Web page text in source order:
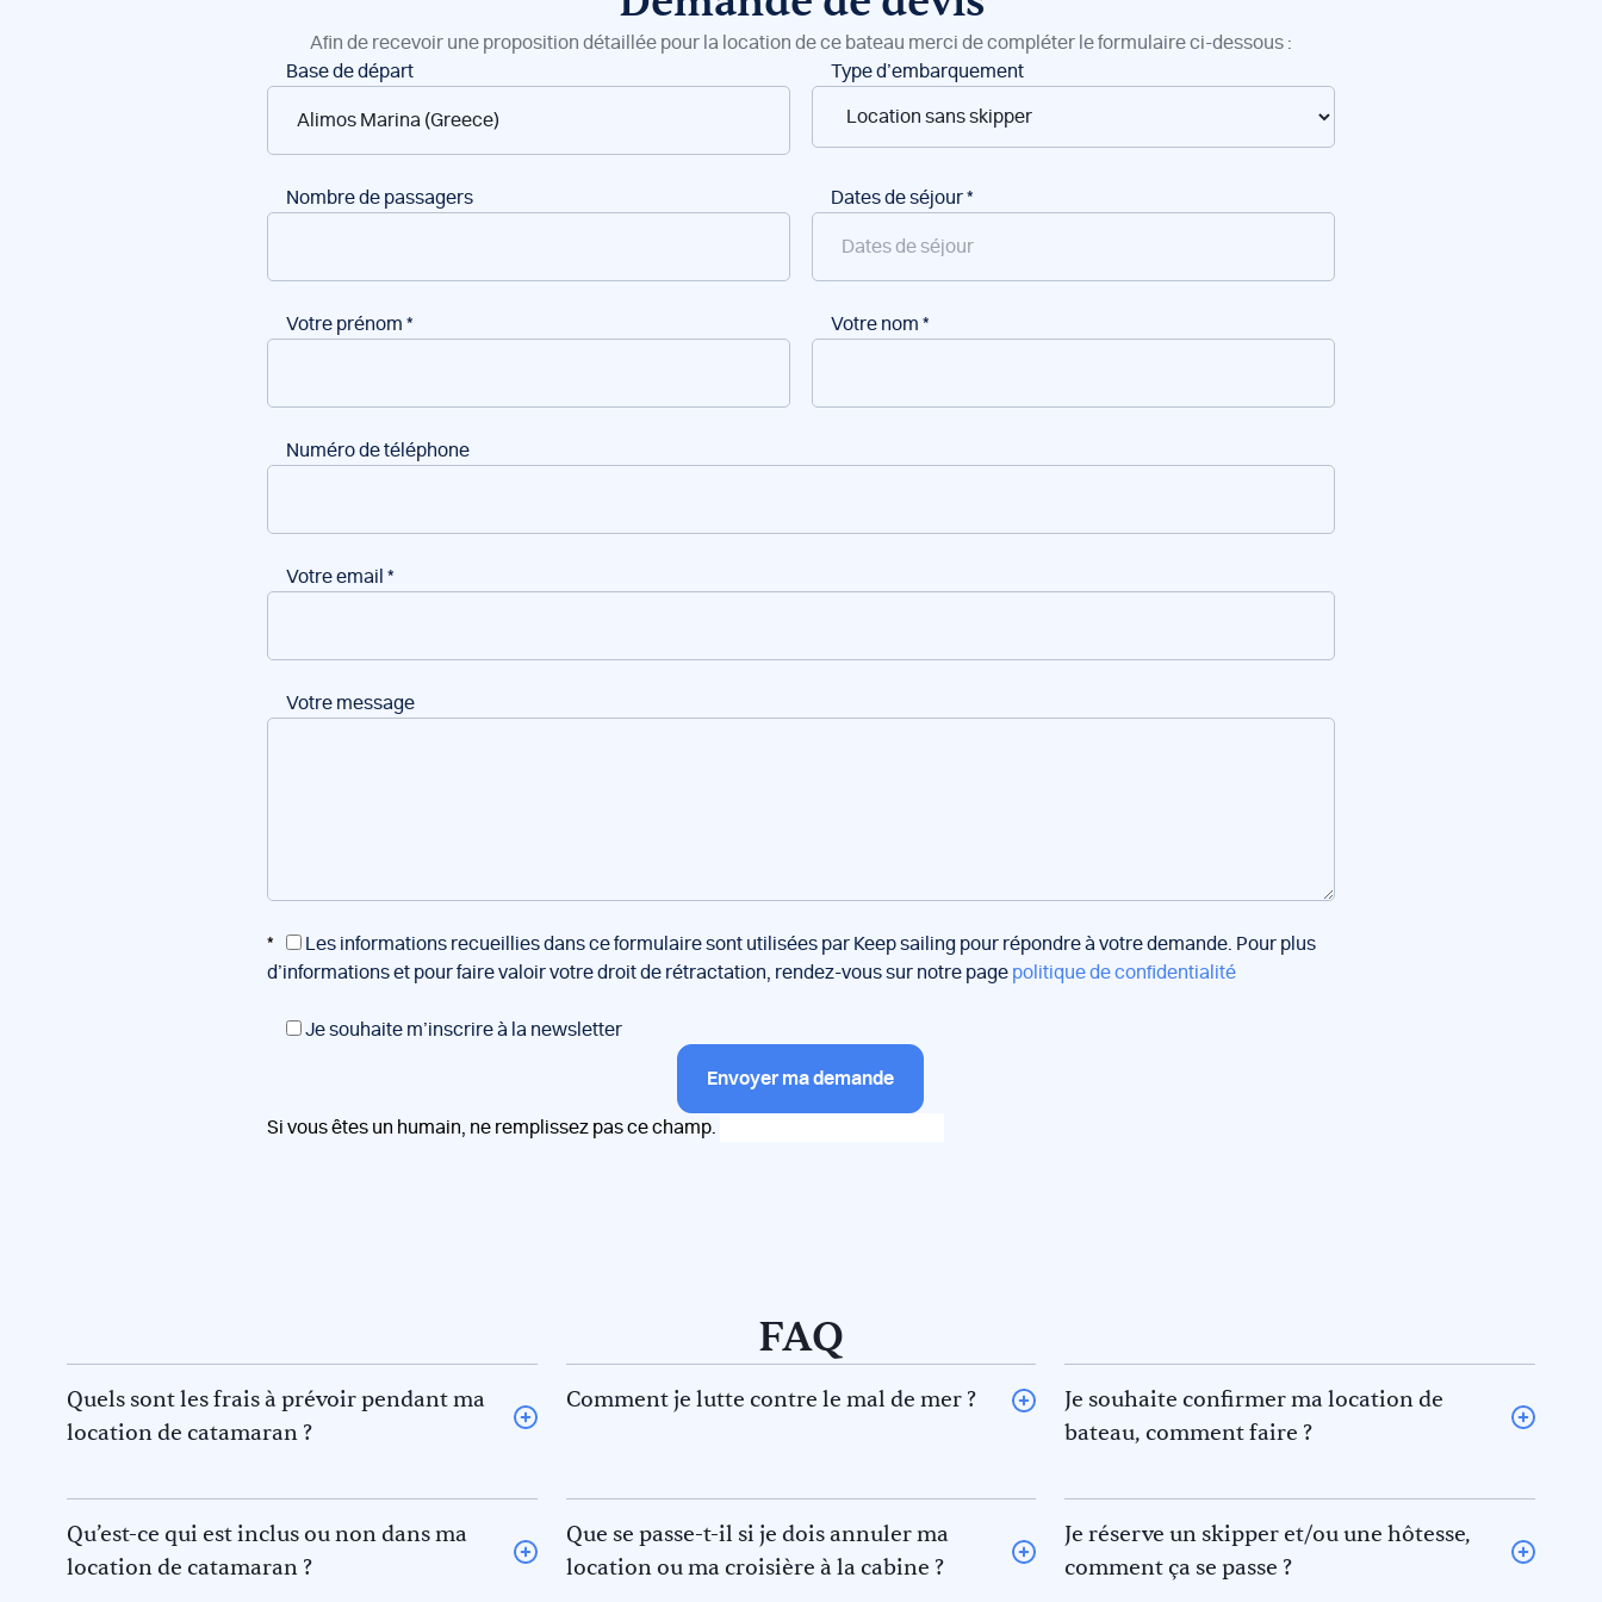
Afin de recevoir une proposition détaillée pour la location de ce bateau merci de compléter le formulaire ci-dessous :
Réservation
bateaux
Base de départ Type d’embarquement
Nombre de passagers Dates de séjour*
Votre prénom * Votre nom *
Numéro de téléphone
Votre email *
Votre message
*
Les informations recueillies dans ce formulaire sont utilisées par Keep sailing pour répondre à votre demande. Pour plus
d’informations et pour faire valoir votre droit de rétractation, rendez-vous sur notre page politique de confidentialité
Je souhaite m’inscrire à la newsletter
Envoyer ma demande
Si vous êtes un humain, ne remplissez pas ce champ.
FAQ
Quels sont les frais à prévoir pendant ma
location de catamaran ?
skipper et/ou hôtesse
Le gasoil
L’essence pour l’annexe
Comment je lutte contre le mal de mer ?
suffisant.
Lefroid: Portez des vêtements adaptés pour éviter
Je souhaite confirmer ma location de
bateau, comment faire ?
bateau le temps de recevoir votre acompte. La
réservation ne sera considérée comme définitive
qu’une fois votre acompte reçu (par virement bancaire
Qu’est-ce qui est inclus ou non dans ma
location de catamaran ?
Que se passe-t-il si je dois annuler ma
location ou ma croisière à la cabine ?
Je réserve un skipper et/ou une hôtesse,
comment ça se passe ?